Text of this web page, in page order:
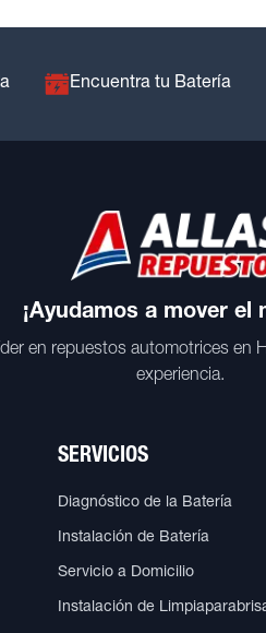
Encuentra tu Batería
¡Ayudamos a mover el
en repuestos automotrices en
experiencia.
SERVICIOS
Diagnóstico de la Batería
Instalación de Batería
Servicio a Domicilio
Instalación de